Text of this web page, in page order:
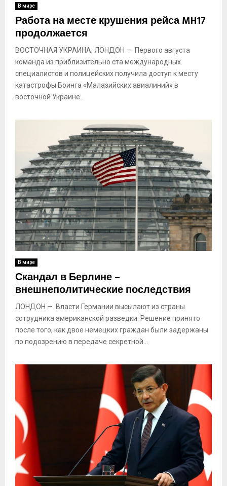
В мире
Работа на месте крушения рейса MH17
продолжается
ВОСТОЧНАЯ УКРАИНА; ЛОНДОН — Первого августа
команда из приблизительно ста международных
специалистов и полицейских получила доступ к месту
катастрофы Боинга «Малазийских авиалиний» в
восточной Украине...
В мире
Скандал в Берлине –
внешнеполитические последствия
ЛОНДОН — Власти Германии высылают из страны
сотрудника американской разведки. Решение принято
после того, как двое немецких граждан были задержаны
по подозрению в передаче секретной...